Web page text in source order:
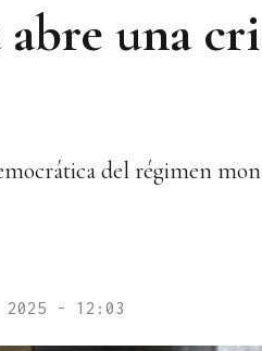
una
del régimen
2025 - 12:03